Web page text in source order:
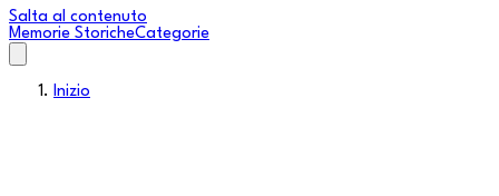
Salta al contenuto
Memorie StoricheCategorie
Inizio